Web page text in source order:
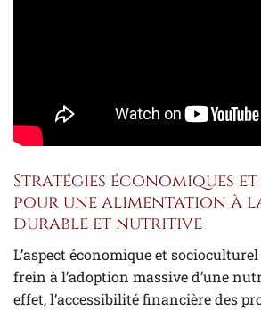
Stratégies économiques
pour une alimentation à
durable et nutritive
L’aspect économique et
frein à l’adoption massive d’une
effet, l’accessibilité financière des